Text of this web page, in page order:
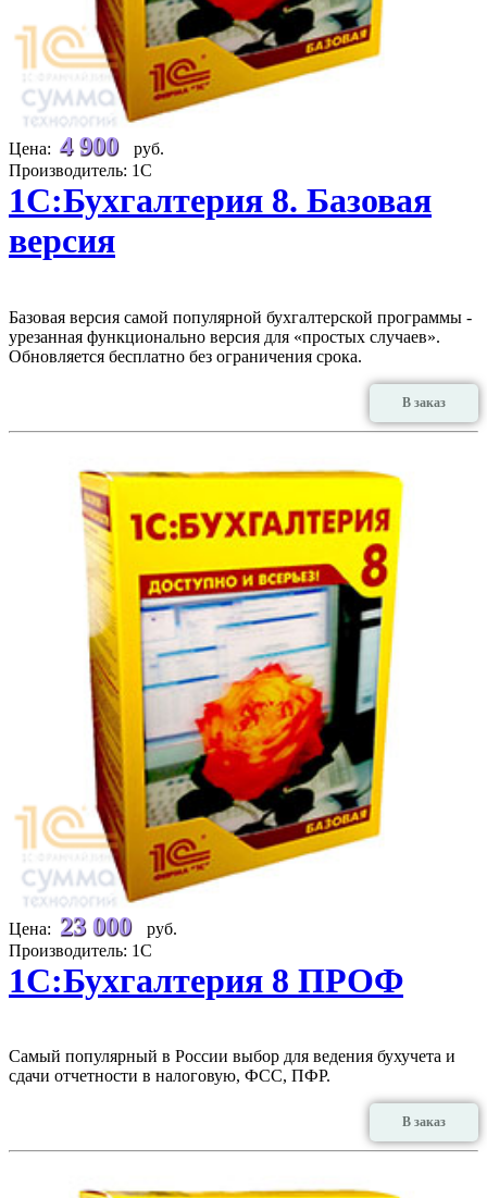
Цена: 4 900
руб.
Производитель: 1С
1С:Бухгалтерия 8. Базовая
версия
Базовая версия самой популярной бухгалтерской программы -
урезанная функционально версия для «простых случаев».
Обновляется бесплатно без ограничения срока.
В заказ
Цена: 23 000
руб.
Производитель: 1С
1C:Бухгалтерия 8 ПРОФ
Самый популярный в России выбор для ведения бухучета и
сдачи отчетности в налоговую, ФСС, ПФР.
В заказ